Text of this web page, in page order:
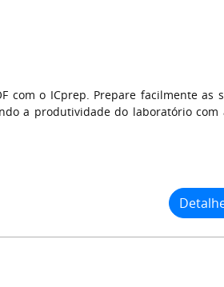
com o ICprep. Prepare facilmente as
a produtividade do laboratório com